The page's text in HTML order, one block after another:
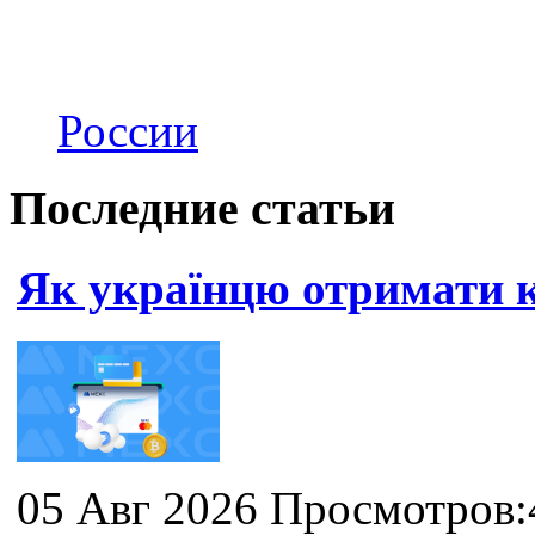
России
Последние статьи
Як українцю отримати
05 Авг 2026